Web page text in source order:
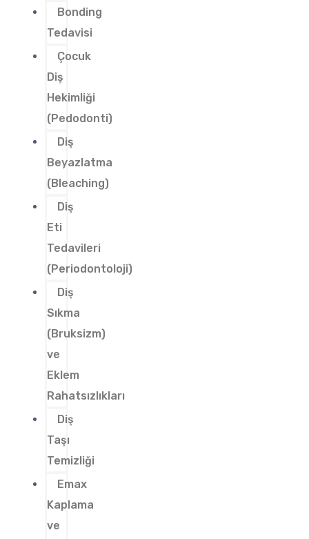
Bonding
Tedavisi
Çocuk
Diş
Hekimliği
(Pedodonti)
Diş
Beyazlatma
(Bleaching)
Diş
Eti
Tedavileri
(Periodontoloji)
Diş
Sıkma
(Bruksizm)
ve
Eklem
Rahatsızlıkları
Diş
Taşı
Temizliği
Emax
Kaplama
ve